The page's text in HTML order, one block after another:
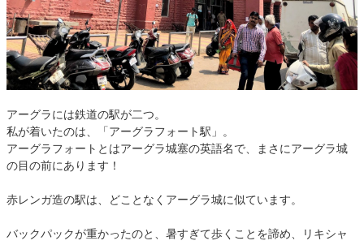
アーグラには鉄道の駅が二つ。
私が着いたのは、「アーグラフォート駅」。
アーグラフォートとはアーグラ城塞の英語名で、まさにアーグラ城
の目の前にあります！
赤レンガ造の駅は、どことなくアーグラ城に似ています。
バックパックが重かったのと、暑すぎて歩くことを諦め、リキシャ